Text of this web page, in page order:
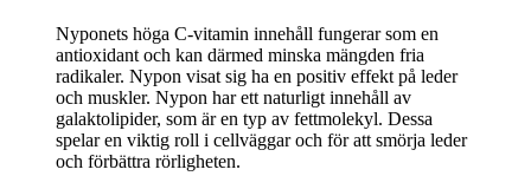
Nyponets höga C-vitamin innehåll fungerar som en
antioxidant och kan därmed minska mängden fria
radikaler. Nypon visat sig ha en positiv effekt på leder
och muskler. Nypon har ett naturligt innehåll av
galaktolipider, som är en typ av fettmolekyl. Dessa
spelar en viktig roll i cellväggar och för att smörja leder
och förbättra rörligheten.